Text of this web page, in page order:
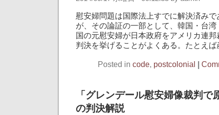
慰安婦問題は国際法上すでに解決済み
が、その論証の一部として、韓国・台
国の元慰安婦が日本政府をアメリカ連
判決を挙げることがよくある。たとえ
Posted in code, postcolonial |
「グレンデール慰安婦像裁判で
の判決解説